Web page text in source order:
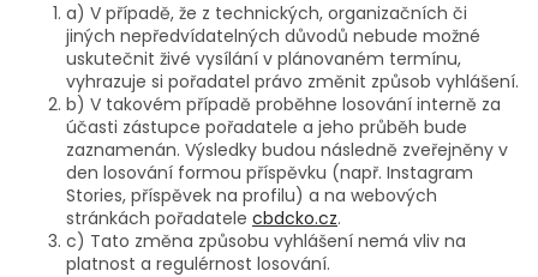
a) V případě, že z technických, organizačních či
jiných nepředvídatelných důvodů nebude možné
uskutečnit živé vysílání v plánovaném termínu,
vyhrazuje si pořadatel právo změnit způsob vyhlášení.
b) V takovém případě proběhne losování interně za
účasti zástupce pořadatele a jeho průběh bude
zaznamenán. Výsledky budou následně zveřejněny v
den losování formou příspěvku (např. Instagram
Stories, příspěvek na profilu) a na webových
stránkách pořadatele cbdcko.cz.
c) Tato změna způsobu vyhlášení nemá vliv na
platnost a regulérnost losování.